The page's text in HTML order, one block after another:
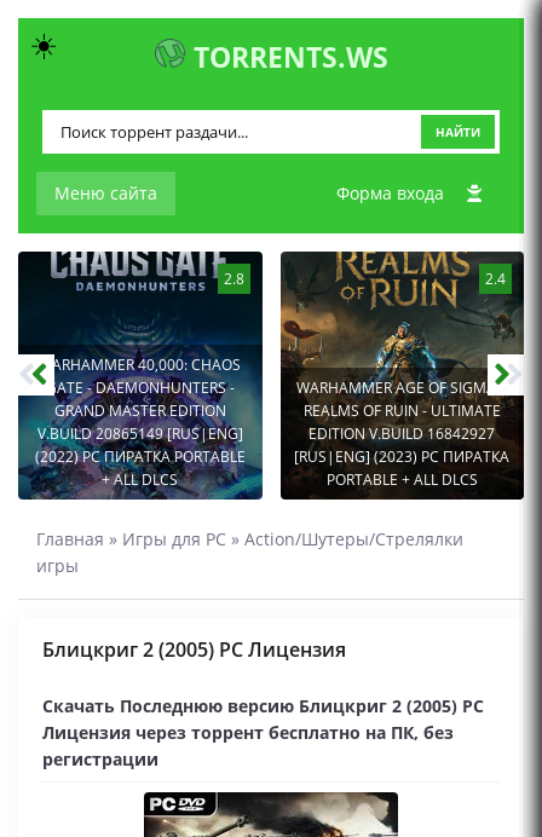
TORRENTS.WS
Меню сайта
НАЙТИ
Форма входа
2.8
WARHAMMER 40,000: CHAOS
GATE - DAEMONHUNTERS -
GRAND MASTER EDITION
V.BUILD 20865149 [RUS|ENG]
(2022) PC ПИРАТКА PORTABLE
+ ALL DLCS
2.4
WARHAMMER AGE OF SIGMAR:
REALMS OF RUIN - ULTIMATE
EDITION V.BUILD 16842927
[RUS|ENG] (2023) PC ПИРАТКА
PORTABLE + ALL DLCS
Главная » Игры для PC » Action/Шутеры/Стрелялки
игры
Блицкриг 2 (2005) PC Лицензия
Скачать Последнюю версию Блицкриг 2 (2005) PC
Лицензия через торрент бесплатно на ПК, без
регистрации
☀️